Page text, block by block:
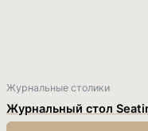
Журнальные столики
Журнальный стол